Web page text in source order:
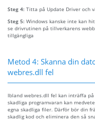
Steg 4: Titta på Update Driver och
Steg 5: Windows kanske inte kan
se drivrutinen på tillverkarens
tillgängliga
Metod 4: Skanna din
webres.dll fel
Ibland webres.dll fel kan inträffa
skadliga programvaran kan
egna skadliga filer. Därför bör din
skadlig kod och eliminera den så